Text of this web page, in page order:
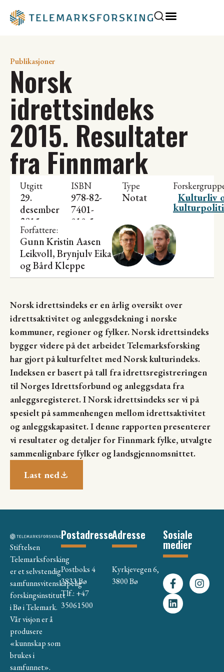
Publikasjoner
Norsk
idrettsindeks
2015. Resultater
fra Finnmark
Utgitt
29.
desember
2015
ISBN
978-82-
7401-
919-5
Type
Notat Kulturliv
Forfattere:
Gunn Kristin Aasen
Leikvoll,Brynjulv Eika
ogBård Kleppe
Norsk idrettsindeks er en årlig oversikt over
idrettsaktivitet og anleggsdekning i norske
kommuner, regioner og fylker. Norsk idrettsindeks
bygger videre på det arbeidet Telemarksforsking
har gjort på kulturfeltet med Norsk kulturindeks.
Indeksen er basert på tall fra idrettsregistreringen
til Norges Idrettsforbund og anleggsdata fra
anleggsregisteret. I Norsk idrettsindeks ser vi på
spesielt på sammenhengen mellom idrettsaktivitet
og anleggskapasitet. I denne rapporten presenterer
vi resultater og detaljer for Finnmark fylke, utvalgte
sammenlignbare fylker og landsgjennomsnittet.
Last ned
Stiftelsen
Telemarksforsking
er et selvstendig
samfunnsvitenskapelig
forskingsinstitutt
i Bø i Telemark.
Vår visjon er å
produsere
«kunnskap som
brukes i
samfunnet».
Postadresse
Postboks 4
3833 Bø
Tlf.: +47
35061500
Adresse
Kyrkjevegen 6,
3800 Bø
Sosiale
medier